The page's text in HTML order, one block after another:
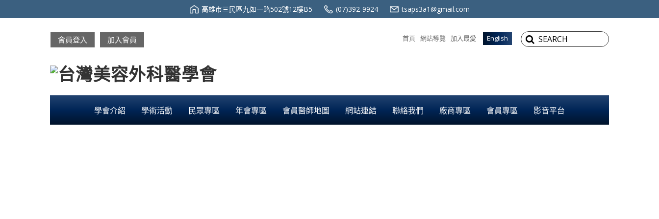
高雄市三民區九如一路502號12樓B5 (07)392-9924 tsaps3a1@gmail.com
首頁 網站導覽 加入最愛 English
會員登入 加入會員
學會介紹 學術活動 民眾專區 年會專區 會員醫師地圖 網站連結 聯絡我們 廠商專區 會員專區 影音平台